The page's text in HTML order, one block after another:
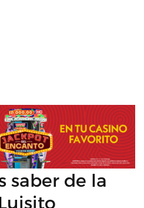
saber de la